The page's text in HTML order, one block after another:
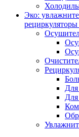
Эко:
рециркуляторы